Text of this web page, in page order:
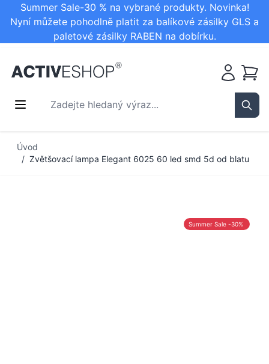
Summer Sale-30 % na vybrané produkty. Novinka!
Nyní můžete pohodlně platit za balíkové zásilky GLS a
paletové zásilky RABEN na dobírku.
Zadejte hledaný výraz...
Košík
Úvod
/ Zvětšovací lampa Elegant 6025 60 led smd 5d od blatu
Summer Sale -30%